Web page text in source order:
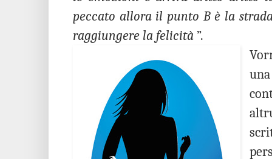
peccato allora il punto B è la
raggiungere la felicità ”.